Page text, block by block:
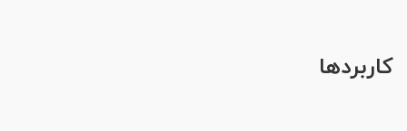
کاربردها